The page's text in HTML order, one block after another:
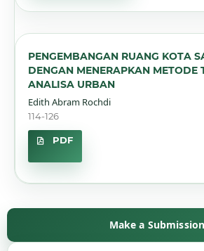
PENGEMBANGAN RUANG KOTA
DENGAN MENERAPKAN METODE
ANALISA URBAN
Edith Abram Rochdi
114-126
PDF
Make a Submission